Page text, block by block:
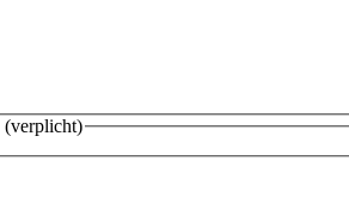
(verplicht)